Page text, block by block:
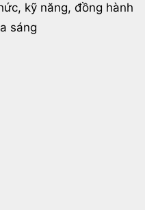
kỹ năng, đồng hành
sáng